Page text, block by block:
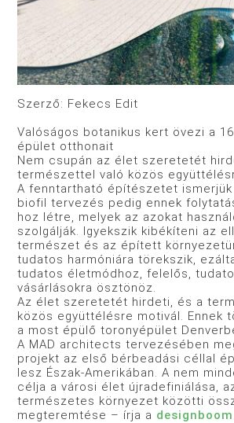
Szerző: Fekecs Edit
Valóságos botanikus kert övezi a
épület otthonait
Nem csupán az élet szeretetét
természettel való közös
A fenntartható építészetet ismerjük
biofil tervezés pedig ennek
hoz létre, melyek az azokat
szolgálják. Igyekszik kibékíteni az
természet és az épített
tudatos harmóniára törekszik,
tudatos életmódhoz, felelős,
vásárlásokra ösztönöz.
Az élet szeretetét hirdeti, és a
közös együttélésre motivál. Ennek
a most épülő toronyépület
A MAD architects tervezésében
projekt az első bérbeadási céllal
lesz Észak-Amerikában. A nem
célja a városi élet újradefiniálása,
természetes környezet közötti
megteremtése – írja a designboom